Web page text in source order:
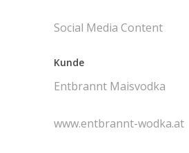
Social Media Content
Kunde
Entbrannt Maisvodka
www.entbrannt-wodka.at